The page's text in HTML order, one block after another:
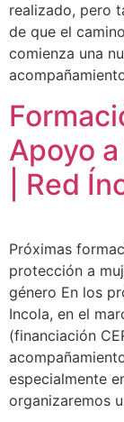
realizado, pero
de que el
comienza una
Apoyo
| Red
Próximas
protección a
género En los
Incola, en el
(financiación
especialmente
organizaremos